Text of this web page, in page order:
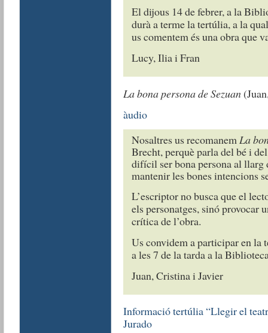
El dijous 14 de febrer, a la
durà a terme la tertúlia, a la
us comentem és una obra que
Lucy, Ilia i Fran
La bona persona de Sezuan
àudio
Nosaltres us recomanemLa
Brecht, perquè parla del bé i
difícil ser bona persona al
mantenir les bones intencions
L’escriptor no busca que el
els personatges, sinó provocar
crítica de l’obra.
Us convidem a participar en la
a les 7 de la tarda a la
Juan, Cristina i Javier
Informació tertúlia “Llegir el
Jurado